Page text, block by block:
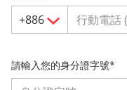
+886
請輸入您的身分證字號*